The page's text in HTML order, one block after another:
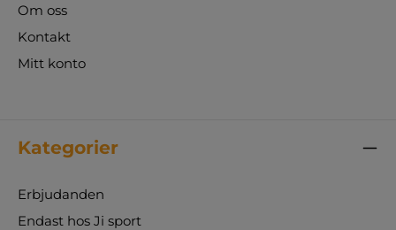
Om oss
Kontakt
Mitt konto
Kategorier
Erbjudanden
Endast hos Ji sport